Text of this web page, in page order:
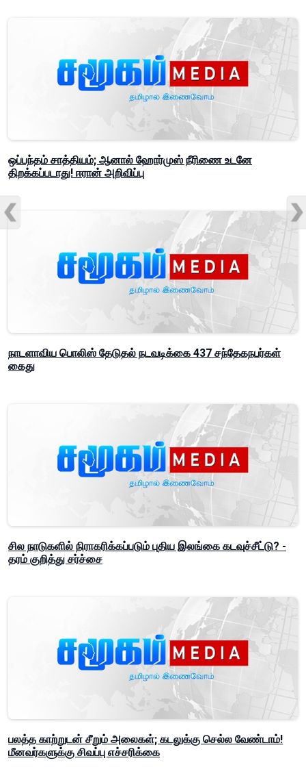
ஒப்பந்தம் சாத்தியம்; ஆனால் ஹோர்முஸ் நீரிணை உடனே
திறக்கப்படாது! ஈரான் அறிவிப்பு
நாடளாவிய பொலிஸ் தேடுதல் நடவடிக்கை 437 சந்தேகநபர்கள்
கைது
சில நாடுகளில் நிராகரிக்கப்படும் புதிய இலங்கை கடவுச்சீட்டு? -
தரம் குறித்து சர்ச்சை
பலத்த காற்றுடன் சீறும் அலைகள்; கடலுக்கு செல்ல வேண்டாம்!
மீனவர்களுக்கு சிவப்பு எச்சரிக்கை